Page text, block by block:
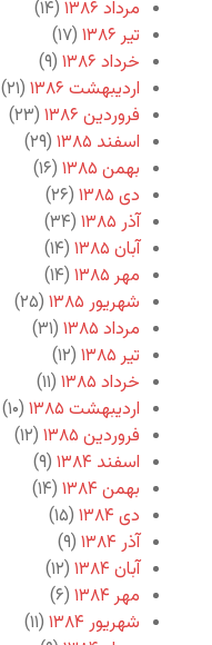
مرداد ۱۳۸۶
(۱۴)
تیر ۱۳۸۶
(۱۷)
خرداد ۱۳۸۶
(۹)
اردیبهشت ۱۳۸۶
(۲۱)
فروردین ۱۳۸۶
(۲۳)
اسفند ۱۳۸۵
(۲۹)
بهمن ۱۳۸۵
(۱۶)
دی ۱۳۸۵
(۲۶)
آذر ۱۳۸۵
(۳۴)
آبان ۱۳۸۵
(۱۴)
مهر ۱۳۸۵
(۱۴)
شهریور ۱۳۸۵
(۲۵)
مرداد ۱۳۸۵
(۳۱)
تیر ۱۳۸۵
(۱۲)
خرداد ۱۳۸۵
(۱۱)
اردیبهشت ۱۳۸۵
(۱۰)
فروردین ۱۳۸۵
(۱۲)
اسفند ۱۳۸۴
(۹)
بهمن ۱۳۸۴
(۱۴)
دی ۱۳۸۴
(۱۵)
آذر ۱۳۸۴
(۹)
آبان ۱۳۸۴
(۱۲)
مهر ۱۳۸۴
(۶)
شهریور ۱۳۸۴
(۱۱)